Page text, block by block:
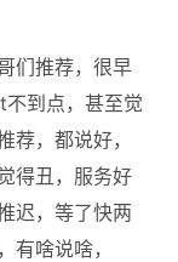
们推荐，很早
到点，甚至觉
荐，都说好，
得丑，服务好
迟，等了快两
有啥说啥，